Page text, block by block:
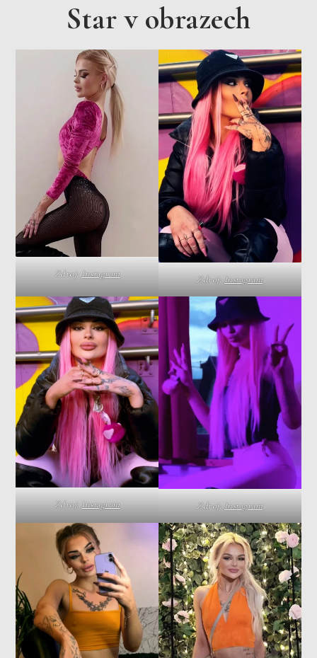
Star v obrazech
Zdroj:Instagram Zdroj: Instagram
Zdroj:Instagram Zdroj: Instagram